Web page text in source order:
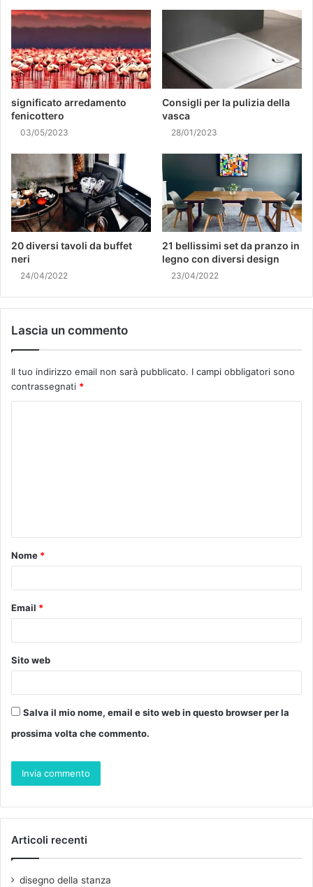
significato arredamento
fenicottero
03/05/2023
Consigli per la pulizia della
vasca
28/01/2023
20 diversi tavoli da buffet
neri
24/04/2022
21 bellissimi set da pranzo in
legno con diversi design
23/04/2022
Lascia un commento
Il tuo indirizzo email non sarà pubblicato. I campi obbligatori sono
contrassegnati *
t
o
Nome *
Email *
Sito web
Salva il mio nome, email e sito web in questo browser per la
prossima volta che commento.
Articoli recenti
disegno della stanza